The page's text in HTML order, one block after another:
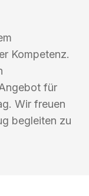
Kompetenz.
für
Wir freuen
begleiten zu